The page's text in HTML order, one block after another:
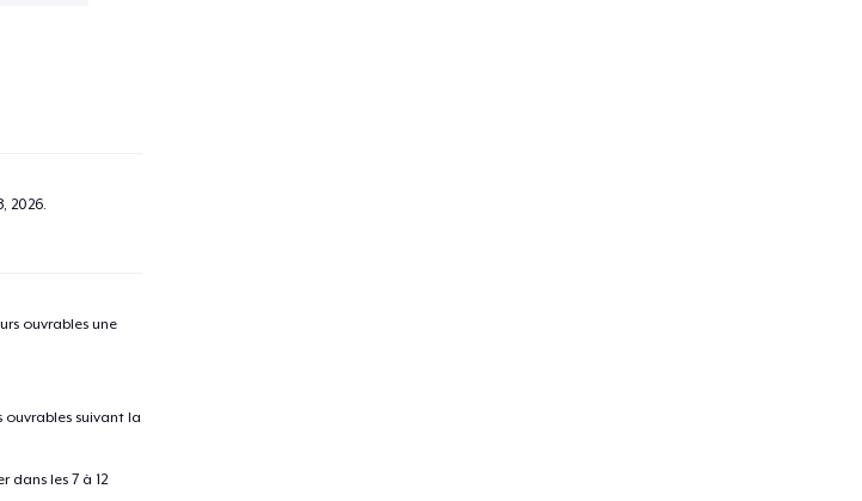
2026.
ouvrables une
ouvrables suivant la
dans les 7 à 12